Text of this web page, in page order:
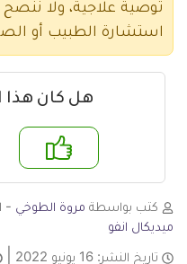
توصية علاجية، ولا ننصح
استشارة الطبيب أو
هل كان هذا
لا
كتب بواسطة مروة الطوخي -
ميديكال انفو
تاريخ النشر: 16 يونيو 2022